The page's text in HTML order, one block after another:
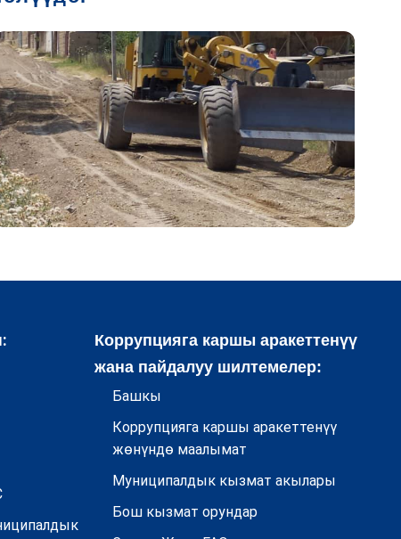
Коррупцияга каршы аракеттенүү
жана пайдалуу шилтемелер:
Башкы
Коррупцияга каршы аракеттенүү
жөнүндө маалымат
Муниципалдык кызмат акылары
Бош кызмат орундар